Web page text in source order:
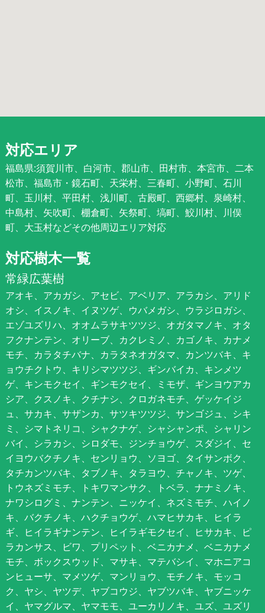
対応エリア
福島県:須賀川市、白河市、郡山市、田村市、本宮市、二本
松市、福島市・鏡石町、天栄村、三春町、小野町、石川
町、玉川村、平田村、浅川町、古殿町、西郷村、泉崎村、
中島村、矢吹町、棚倉町、矢祭町、塙町、鮫川村、川俣
町、大玉村などその他周辺エリア対応
対応樹木一覧
常緑広葉樹
アオキ、アカガシ、アセビ、アベリア、アラカシ、アリド
オシ、イスノキ、イヌツゲ、ウバメガシ、ウラジロガシ、
エゾユズリハ、オオムラサキツツジ、オガタマノキ、オタ
フクナンテン、オリーブ、カクレミノ、カゴノキ、カナメ
モチ、カラタチバナ、カラタネオガタマ、カンツバキ、キ
ョウチクトウ、キリシマツツジ、ギンバイカ、キンメツ
ゲ、キンモクセイ、ギンモクセイ、ミモザ、ギンヨウアカ
シア、クスノキ、クチナシ、クロガネモチ、ゲッケイジ
ュ、サカキ、サザンカ、サツキツツジ、サンゴジュ、シキ
ミ、シマトネリコ、シャクナゲ、シャシャンポ、シャリン
バイ、シラカシ、シロダモ、ジンチョウゲ、スダジイ、セ
イヨウバクチノキ、センリョウ、ソヨゴ、タイサンボク、
タチカンツバキ、タブノキ、タラヨウ、チャノキ、ツゲ、
トウネズミモチ、トキワマンサク、トベラ、ナナミノキ、
ナワシログミ、ナンテン、ニッケイ、ネズミモチ、ハイノ
キ、バクチノキ、ハクチョウゲ、ハマヒサカキ、ヒイラ
ギ、ヒイラギナンテン、ヒイラギモクセイ、ヒサカキ、ピ
ラカンサス、ビワ、プリペット、ベニカナメ、ベニカナメ
モチ、ボックスウッド、マサキ、マテバシイ、マホニアコ
ンヒューサ、マメツゲ、マンリョウ、モチノキ、モッコ
ク、ヤシ、ヤツデ、ヤブコウジ、ヤブツバキ、ヤブニッケ
イ、ヤマグルマ、ヤマモモ、ユーカリノキ、ユズ、ユズリ